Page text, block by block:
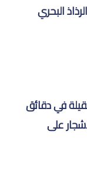
البحري
في دقائق
على